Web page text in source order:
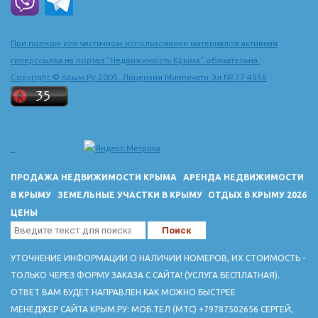
При полном или частичном использовании материалов активная
гиперссылка на портал "Недвижимость Крыма" обязательна.
Copyright © Крым.Ру 2005. Лицензия Минпечати Эл № 77-4556
ПРОДАЖА НЕДВИЖИМОСТИ КРЫМА
АРЕНДА НЕДВИЖИМОСТИ
В КРЫМУ
ЗЕМЕЛЬНЫЕ УЧАСТКИ В КРЫМУ
ОТДЫХ В КРЫМУ 2026
ЦЕНЫ
УТОЧНЕНИЕ ИНФОРМАЦИИ О НАЛИЧИИ НОМЕРОВ, ИХ СТОИМОСТЬ -
ТОЛЬКО ЧЕРЕЗ ФОРМУ ЗАКАЗА С САЙТА! (УСЛУГА БЕСПЛАТНАЯ).
ОТВЕТ ВАМ БУДЕТ НАПРАВЛЕН КАК МОЖНО БЫСТРЕЕ
МЕНЕДЖЕР САЙТА КРЫМ.РУ: МОБ.ТЕЛ (МТС) +79787502656 СЕРГЕЙ,